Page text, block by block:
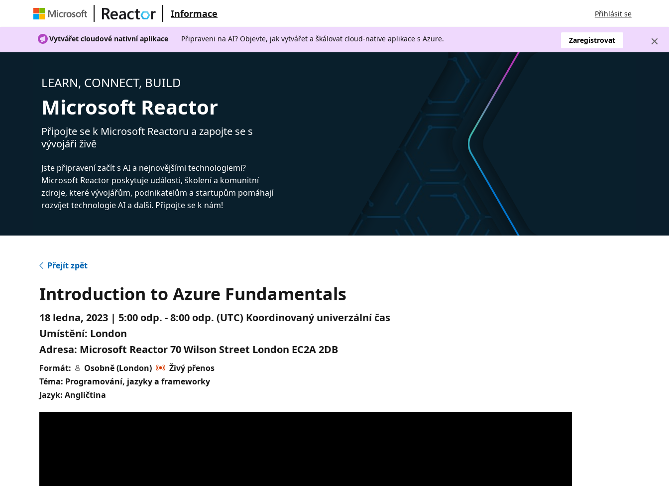
Informace Přihlásit se
Vytvářet cloudové nativní aplikace Připraveni na AI? Objevte, jak vytvářet a škálovat cloud-native aplikace s Azure. Zaregistrovat
LEARN, CONNECT, BUILD
Microsoft Reactor
Připojte se k Microsoft Reactoru a zapojte se s
vývojáři živě
Jste připravení začít s AI a nejnovějšími technologiemi?
Microsoft Reactor poskytuje události, školení a komunitní
zdroje, které vývojářům, podnikatelům a startupům pomáhají
rozvíjet technologie AI a další. Připojte se k nám!
Přejít zpět
Introduction to Azure Fundamentals
18 ledna, 2023 | 5:00 odp. - 8:00 odp. (UTC) Koordinovaný univerzální čas
Umístění: London
Adresa: Microsoft Reactor 70 Wilson Street London EC2A 2DB
Formát: Osobně (London)
Živý přenos
Téma: Programování, jazyky a frameworky
Jazyk: Angličtina